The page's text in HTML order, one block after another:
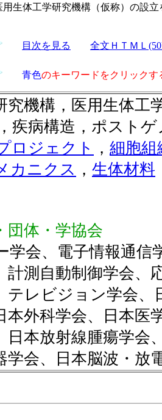
用生体工学研究機構（仮称）の設
目次を見る 全文ＨＴＭＬ
青色のキーワードをクリック
究機構，医用生体工
，疾病構造，ポスト
ロジェクト
， 細胞組
カニクス ， 生体材料
団体・学協会
学会、電子情報通信
計測自動制御学会、
テレビジョン学会、
本外科学会、日本医
日本放射線腫瘍学会
学会、日本脳波・放